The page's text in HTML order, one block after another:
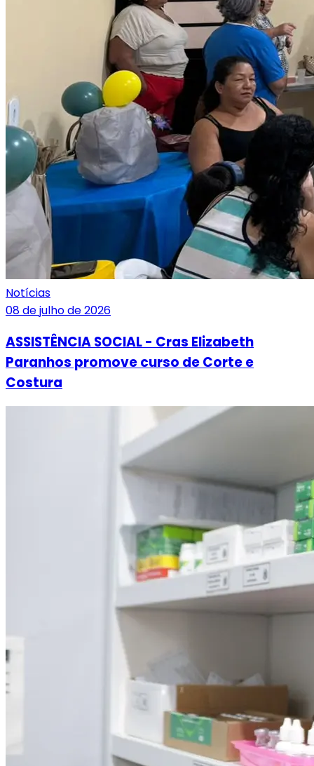
Notícias
08 de julho de 2026
ASSISTÊNCIA SOCIAL - Cras Elizabeth
Paranhos promove curso de Corte e
Costura